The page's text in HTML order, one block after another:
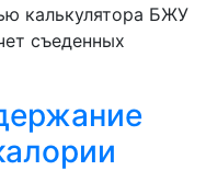
калькулятора БЖУ
съеденных